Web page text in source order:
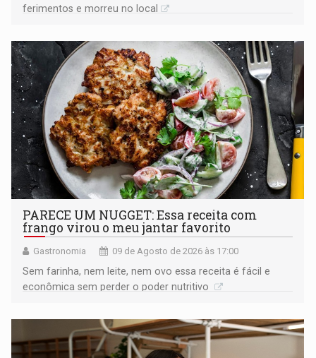
ferimentos e morreu no local
PARECE UM NUGGET: Essa receita com
frango virou o meu jantar favorito
Gastronomia 09 de Agosto de 2026 às 17:00
Sem farinha, nem leite, nem ovo essa receita é fácil e
econômica sem perder o poder nutritivo